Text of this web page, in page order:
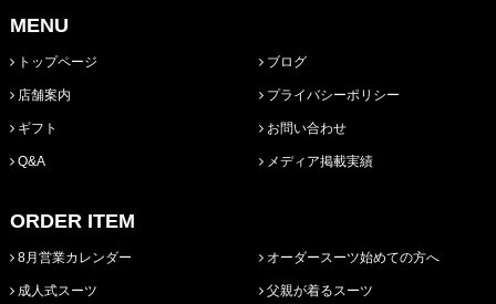
MENU
トップページ
店舗案内
ギフト
Q&A
ブログ
プライバシーポリシー
お問い合わせ
メディア掲載実績
ORDER ITEM
8月営業カレンダー
成人式スーツ
オーダースーツ始めての方へ
父親が着るスーツ